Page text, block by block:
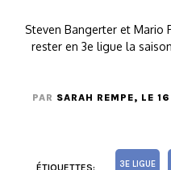
Steven Bangerter et Mario
rester en 3e ligue la
PAR SARAH REMPE, LE
ÉTIQUETTES: 3E LIGUE